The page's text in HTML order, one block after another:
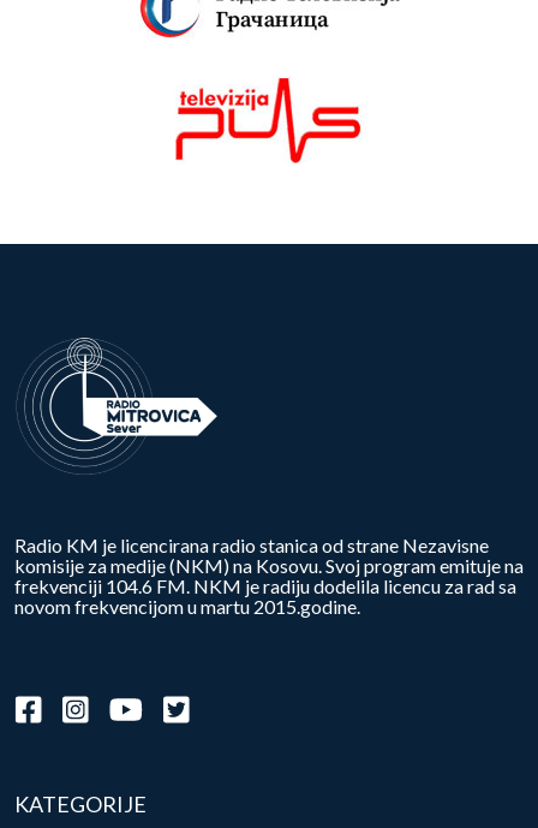
Radio KM je licencirana radio stanica od strane Nezavisne
komisije za medije (NKM) na Kosovu. Svoj program emituje na
frekvenciji 104.6 FM. NKM je radiju dodelila licencu za rad sa
novom frekvencijom u martu 2015.godine.
KATEGORIJE